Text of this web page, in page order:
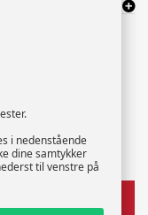
i nedenstående
dine samtykker
til venstre på